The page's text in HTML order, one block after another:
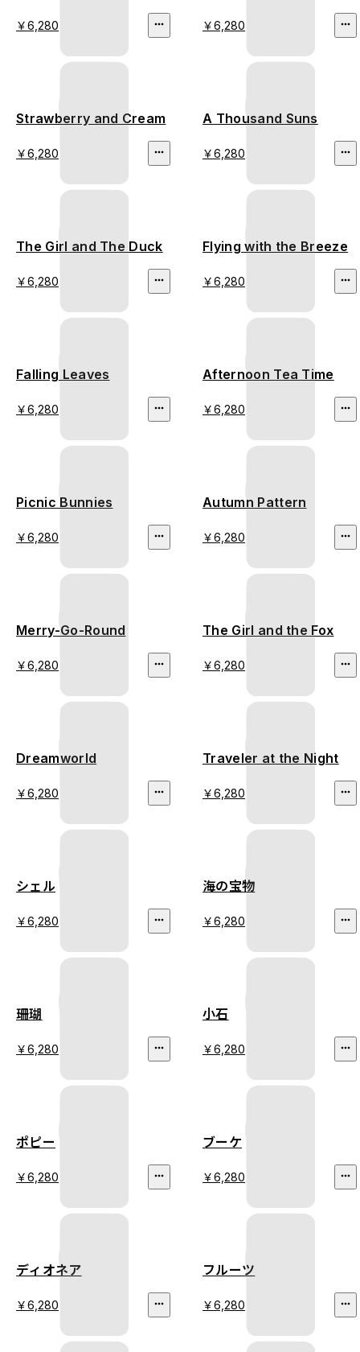
￥6,280 ￥6,280
Strawberry and Cream
￥6,280
A Thousand Suns
￥6,280
The Girl and The Duck
￥6,280
Flying with the Breeze
￥6,280
Falling Leaves
￥6,280
Afternoon Tea Time
￥6,280
Picnic Bunnies
￥6,280
Autumn Pattern
￥6,280
Merry-Go-Round
￥6,280
The Girl and the Fox
￥6,280
Dreamworld
￥6,280
Traveler at the Night
￥6,280
シェル
￥6,280
海の宝物
￥6,280
珊瑚
￥6,280
小石
￥6,280
ポピー
￥6,280
ブーケ
￥6,280
ディオネア
￥6,280
フルーツ
￥6,280